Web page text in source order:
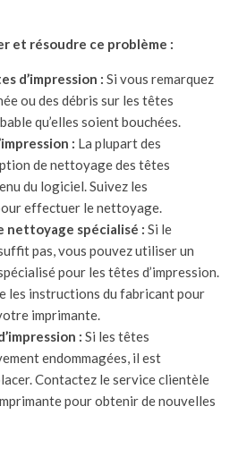
et résoudre ce problème :
d’impression : Si vous remarquez
ou des débris sur les têtes
qu’elles soient bouchées.
: La plupart des
de nettoyage des têtes
du logiciel. Suivez les
effectuer le nettoyage.
nettoyage spécialisé : Si le
pas, vous pouvez utiliser un
pour les têtes d’impression.
les instructions du fabricant pour
imprimante.
: Si les têtes
endommagées, il est
Contactez le service clientèle
pour obtenir de nouvelles